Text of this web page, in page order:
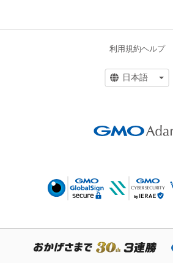
利用規約ヘルプ